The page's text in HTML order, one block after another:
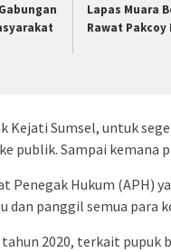
Lapas Muara
Rawat
Kejati Sumsel, untuk
publik. Sampai kemana
Penegak Hukum (APH)
dan panggil semua para
2020, terkait pupuk